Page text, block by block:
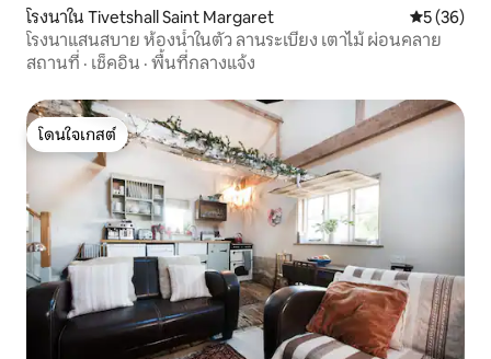
โรงนาใน Tivetshall Saint Margaret คะแนนเฉลี่
5 (36)
โรงนาแสนสบาย ห้องน้ำในตัว ลานระเบียง เตาไม้ ผ่อนคลาย
สถานที่ · เช็คอิน · พื้นที่กลางแจ้ง
โดนใจเกสต์
โดนใจเกสต์